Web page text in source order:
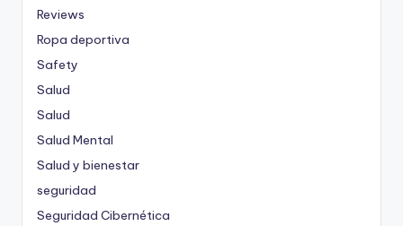
Reviews
Ropa deportiva
Safety
Salud
Salud
Salud Mental
Salud y bienestar
seguridad
Seguridad Cibernética